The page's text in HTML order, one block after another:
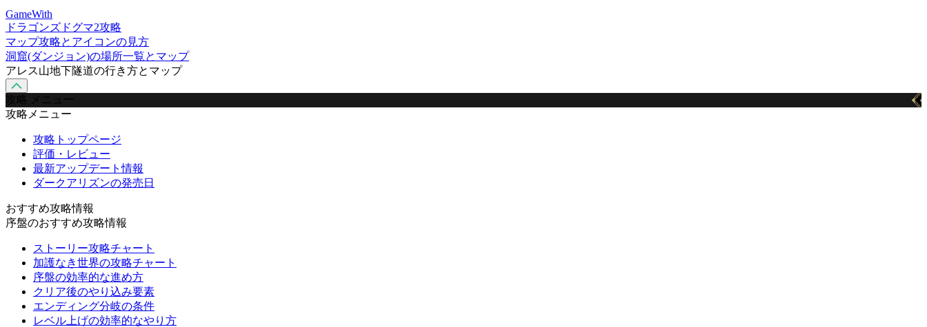
GameWith
ドラゴンズドグマ2攻略
マップ攻略とアイコンの見方
洞窟(ダンジョン)の場所一覧とマップ
アレス山地下隧道の行き方とマップ
攻略 メニュー
攻略メニュー
攻略トップページ
評価・レビュー
最新アップデート情報
ダークアリズンの発売日
おすすめ攻略情報
序盤のおすすめ攻略情報
ストーリー攻略チャート
加護なき世界の攻略チャート
序盤の効率的な進め方
クリア後のやり込み要素
エンディング分岐の条件
レベル上げの効率的なやり方